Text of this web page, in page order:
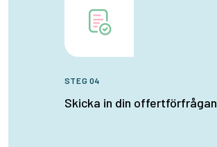
STEG 04
Skicka in din offertförfrågan